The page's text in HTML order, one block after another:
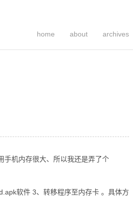
home about archives
手机内存很大、所以我还是弄了个
软件 3、转移程序至内存卡 。具体方